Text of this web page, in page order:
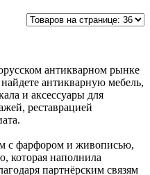
антикварном рынке
антикварную мебель,
и аксессуары для
реставрацией
с фарфором и живописью,
которая наполнила
партнёрским связям